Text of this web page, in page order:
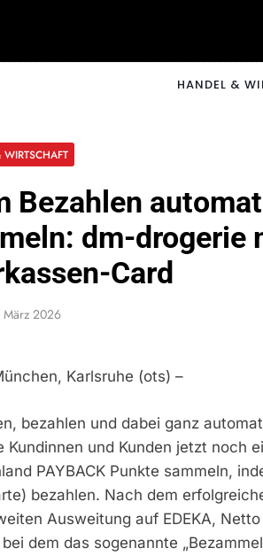
HANDEL &
Bezahlen
dm-
Card
März 2026
Karlsruhe (ots) –
bezahlen und dabei ganz
Kundinnen und Kunden jetzt noch
PAYBACK Punkte sammeln,
bezahlen. Nach dem
Ausweitung auf EDEKA,
dem das sogenannte